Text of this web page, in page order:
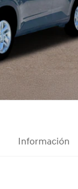
Información